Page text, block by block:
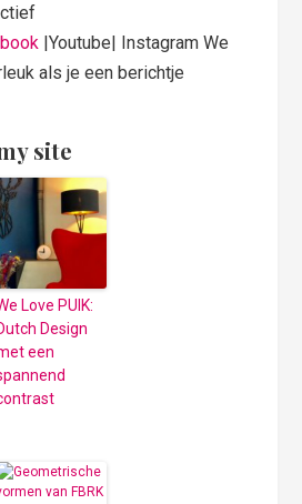
|Youtube| Instagram We
als je een berichtje
site
Love PUIK:
Design
een